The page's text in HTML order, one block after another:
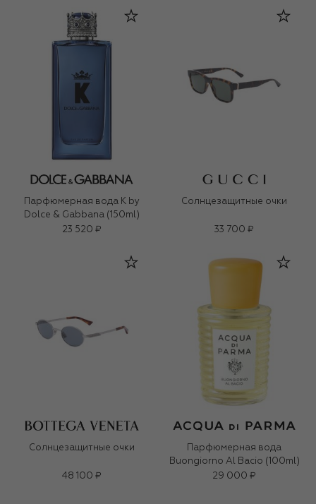
Парфюмерная вода K by
Dolce & Gabbana (150ml)
23 520 ₽
Солнцезащитные очки
33 700 ₽
Солнцезащитные очки
48 100 ₽
Парфюмерная вода
Buongiorno Al Bacio (100ml)
29 000 ₽